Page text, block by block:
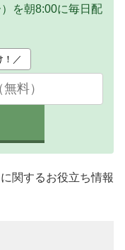
を朝8:00に毎日配
！／
関するお役立ち情報